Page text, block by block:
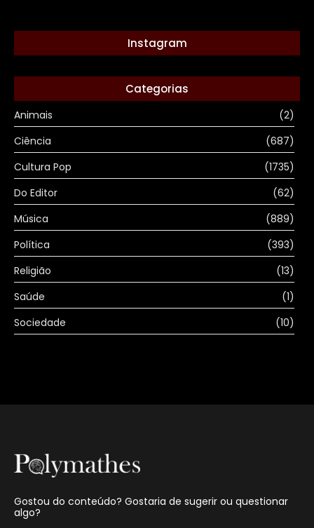
Instagram
Categorias
Animais
(2)
Ciência
(687)
Cultura Pop
(1735)
Do Editor
(62)
Música
(889)
Política
(393)
Religião
(13)
Saúde
(1)
Sociedade
(10)
Gostou do conteúdo? Gostaria de sugerir ou questionar
algo?